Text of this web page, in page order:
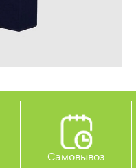
Самовывоз